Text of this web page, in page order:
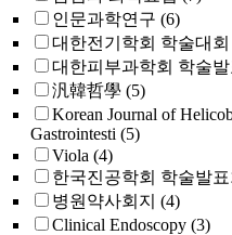
인문과학연구 (6)
대한전기학회 학술대회
대한피부과학회 학술
汎韓哲學 (5)
Korean Journal of
Gastrointesti (5)
Viola (4)
한국진공학회 학술발
병원약사회지 (4)
Clinical Endoscopy (3)